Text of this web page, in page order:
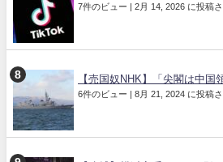
7件のビュー | 2月 14, 2026 に投稿
【売国奴NHK】「尖閣は中国
6件のビュー | 8月 21, 2024 に投稿